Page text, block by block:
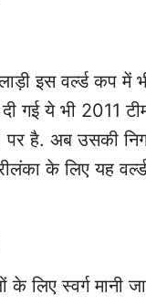
इस वर्ल्ड कप में
गई ये भी 2011
है. अब उसकी
के लिए यह
के लिए स्वर्ग मानी